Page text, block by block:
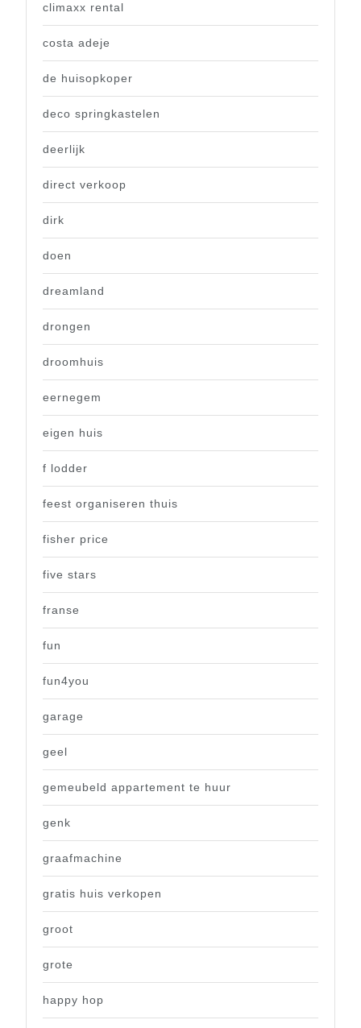
climaxx rental
costa adeje
de huisopkoper
deco springkastelen
deerlijk
direct verkoop
dirk
doen
dreamland
drongen
droomhuis
eernegem
eigen huis
f lodder
feest organiseren thuis
fisher price
five stars
franse
fun
fun4you
garage
geel
gemeubeld appartement te huur
genk
graafmachine
gratis huis verkopen
groot
grote
happy hop